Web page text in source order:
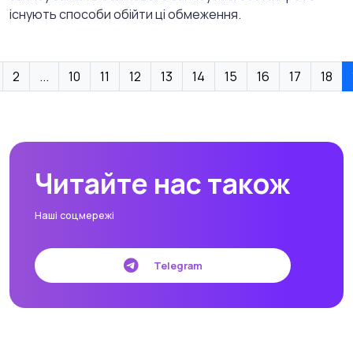
існують способи обійти ці обмеження.
2 ... 10 11 12 13 14 15 16 17 18
Читайте нас також
Наші соцмережі
Telegram